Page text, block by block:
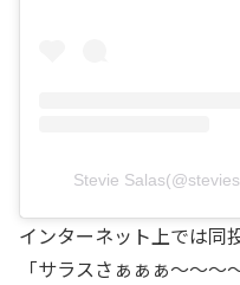
Stevie
インターネット上では同
「サラスさぁぁぁ～～